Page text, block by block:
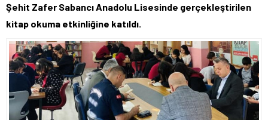
Şehit Zafer Sabancı Anadolu Lisesinde gerçekleştirilen
kitap okuma etkinliğine katıldı.